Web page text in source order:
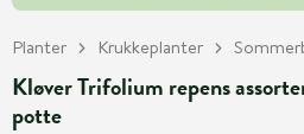
Planter Krukkeplanter
Kløver Trifolium repens
potte